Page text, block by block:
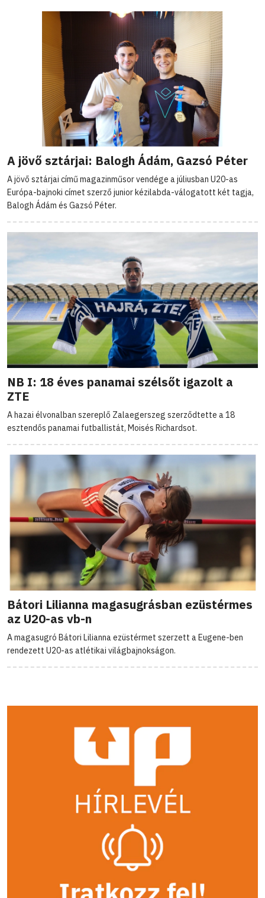
A jövő sztárjai: Balogh Ádám, Gazsó Péter
A jövő sztárjai című magazinműsor vendége a júliusban U20-as
Európa-bajnoki címet szerző junior kézilabda-válogatott két tagja,
Balogh Ádám és Gazsó Péter.
NB I: 18 éves panamai szélsőt igazolt a
ZTE
A hazai élvonalban szereplő Zalaegerszeg szerződtette a 18
esztendős panamai futballistát, Moisés Richardsot.
Bátori Lilianna magasugrásban ezüstérmes
az U20-as vb-n
A magasugró Bátori Lilianna ezüstérmet szerzett a Eugene-ben
rendezett U20-as atlétikai világbajnokságon.